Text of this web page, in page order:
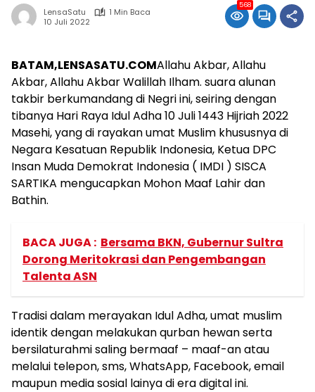
LensaSatu
1 Min Baca
10 Juli 2022
568
BATAM,LENSASATU.COMAllahu Akbar, Allahu
Akbar, Allahu Akbar Walillah Ilham. suara alunan
takbir berkumandang di Negri ini, seiring dengan
tibanya Hari Raya Idul Adha 10 Juli 1443 Hijriah 2022
Masehi, yang di rayakan umat Muslim khususnya di
Negara Kesatuan Republik Indonesia, Ketua DPC
Insan Muda Demokrat Indonesia ( IMDI ) SISCA
SARTIKA mengucapkan Mohon Maaf Lahir dan
Bathin.
BACA JUGA : Bersama BKN, Gubernur Sultra
Dorong Meritokrasi dan Pengembangan
Talenta ASN
Tradisi dalam merayakan Idul Adha, umat muslim
identik dengan melakukan qurban hewan serta
bersilaturahmi saling bermaaf – maaf-an atau
melalui telepon, sms, WhatsApp, Facebook, email
maupun media sosial lainya di era digital ini.